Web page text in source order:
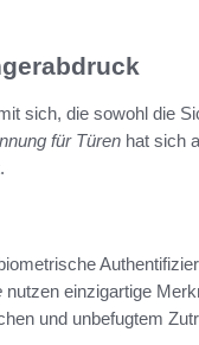
sich, die sowohl die
für Türen hat sich
nutzen einzigartige
und unbefugtem